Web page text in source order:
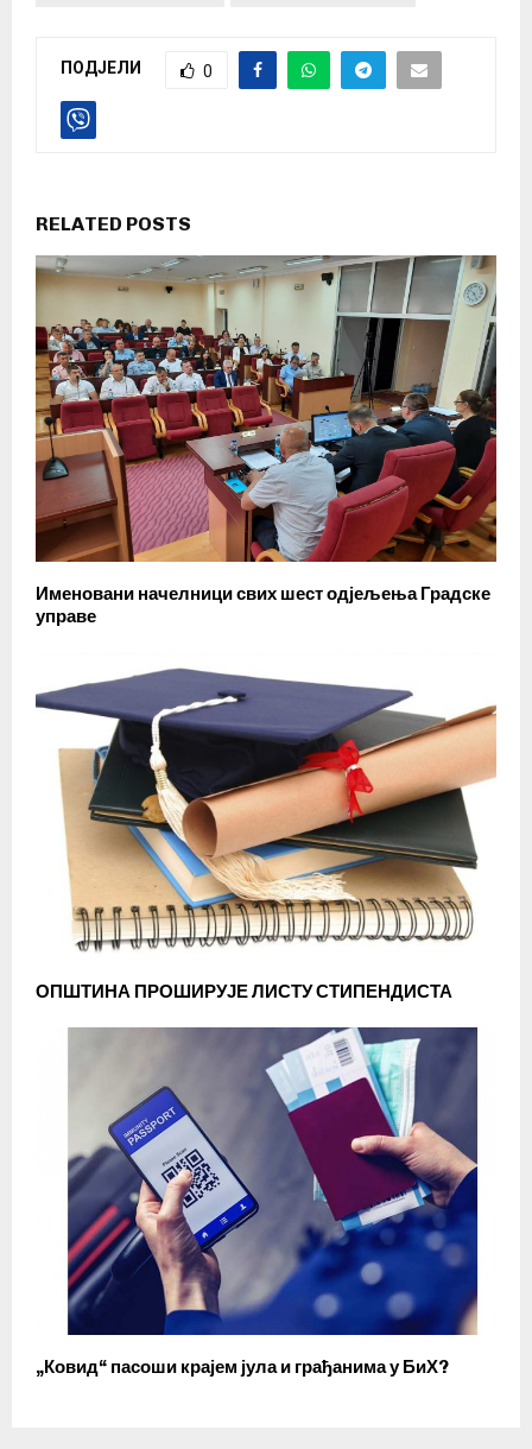
ПОДЈЕЛИ 0
RELATED POSTS
Именовани начелници свих шест одјељења Градске
управе
ОПШТИНА ПРОШИРУЈЕ ЛИСТУ СТИПЕНДИСТА
„Ковид“ пасоши крајем јула и грађанима у БиХ?